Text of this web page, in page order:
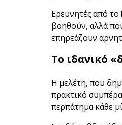
Ερευνητές από το
βοηθούν, αλλά
επηρεάζουν
Το ιδανικό
Η μελέτη, που
πρακτικό
περπάτημα κάθε